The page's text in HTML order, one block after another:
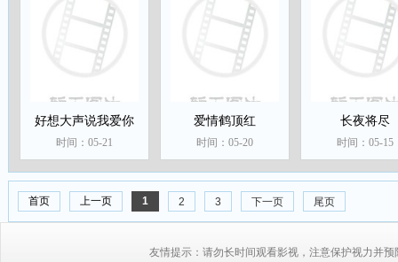
好想大声说我爱你
时间：05-21
爱情鹤顶红
时间：05-20
长夜将尽
时间：05-15
首页 上一页 1 2 3 下一页 尾页
友情提示：请勿长时间观看影视，注意保护视力并